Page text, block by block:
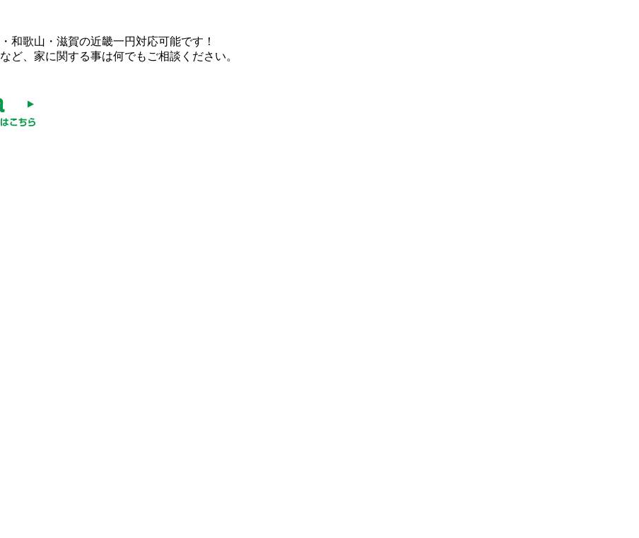
和歌山・滋賀の近畿一円対応可能です！
ど、家に関する事は何でもご相談ください。